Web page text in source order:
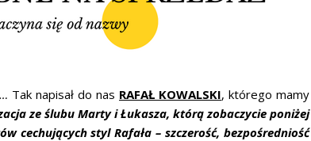
Tak napisał do nas RAFAŁ KOWALSKI, którego mamy
ze ślubu Marty i Łukasza, którą zobaczycie poniżej
cechujących styl Rafała – szczerość, bezpośredniość